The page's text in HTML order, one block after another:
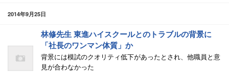
2014年9月25日
林修先生 東進ハイスクールとのトラブルの背景に
「社長のワンマン体質」か
背景には模試のクオリティ低下があったとされ、他職員と意
見が合わなかった